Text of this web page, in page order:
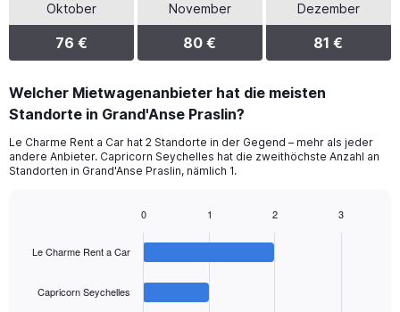
Oktober
76 €
November
80 €
Dezember
81 €
Welcher Mietwagenanbieter hat die meisten
Standorte in Grand'Anse Praslin?
Le Charme Rent a Car hat 2 Standorte in der Gegend – mehr als jeder
andere Anbieter. Capricorn Seychelles hat die zweithöchste Anzahl an
Standorten in Grand'Anse Praslin, nämlich 1.
with
Le Charme Rent a Car
Capricorn Seychelles
0 1 2 3